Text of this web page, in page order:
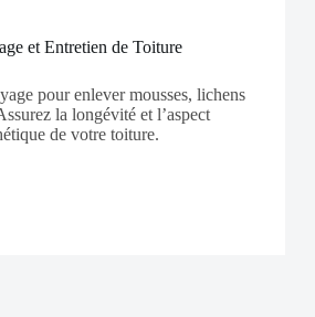
et Entretien de Toiture
pour enlever mousses, lichens
la longévité et l’aspect
de votre toiture.